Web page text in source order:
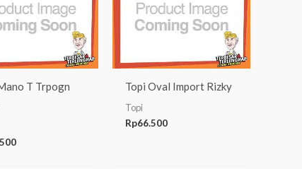
T Trpogn
Topi Oval Import Rizky
Topi
Rp66.500